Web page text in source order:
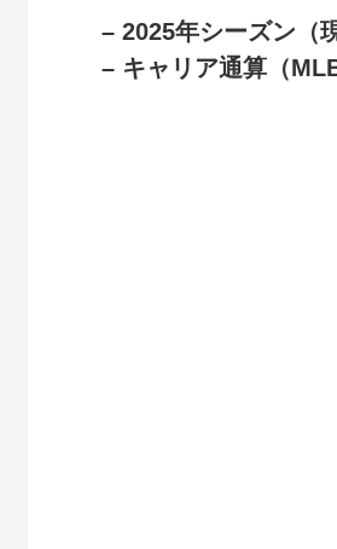
– 2025年シーズン（
– キャリア通算（